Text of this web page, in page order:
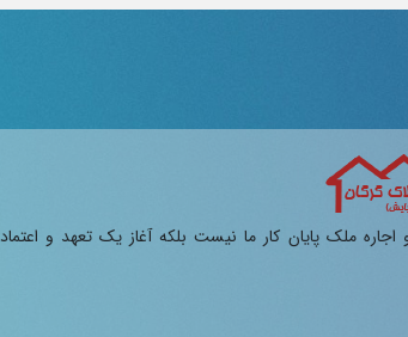
ملک پایان کار ما نیست بلکه آغاز یک تعهد و اعتماد